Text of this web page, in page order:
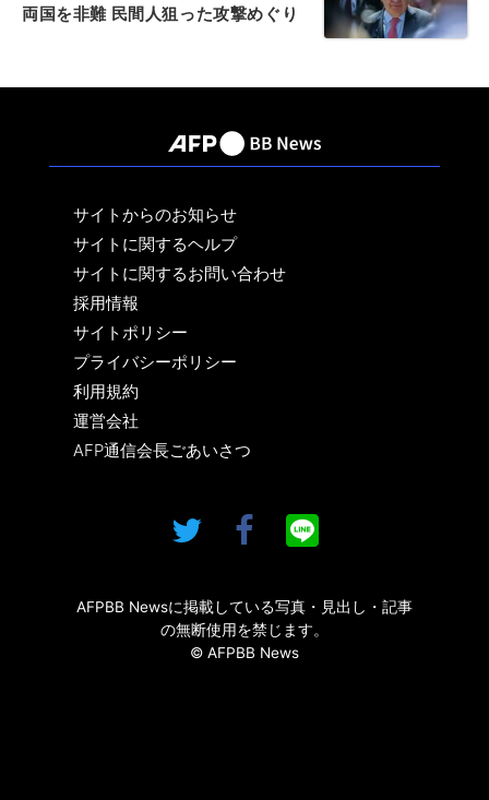
両国を非難 民間人狙った攻撃めぐり
サイトからのお知らせ
サイトに関するヘルプ
サイトに関するお問い合わせ
採用情報
サイトポリシー
プライバシーポリシー
利用規約
運営会社
AFP通信会長ごあいさつ
AFPBB Newsに掲載している写真・見出し・記事
の無断使用を禁じます。
© AFPBB News